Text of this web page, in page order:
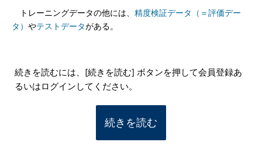
トレーニングデータの他には、 精度検証データ（＝評価デー
タ） やテストデータがある。
続きを読むには、[続きを読む] ボタンを押して会員登録あ
るいはログインしてください。
続きを読む